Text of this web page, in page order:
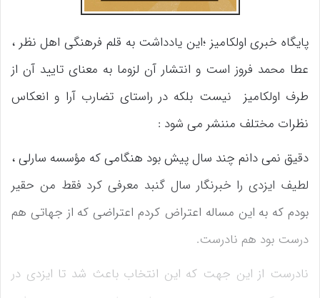
پایگاه خبری اولکامیز ؛این یادداشت به قلم فرهنگی اهل نظر ،
عطا محمد فروز است و انتشار آن لزوما به معنای تایید آن از
طرف اولکامیز نیست بلکه در راستای تضارب آرا و انعکاس
نظرات مختلف مننشر می شود :
دقیق نمی دانم چند سال پیش بود هنگامی که مؤسسه سارلی ،
لطیف ایزدی را خبرنگار سال گنبد معرفی کرد فقط من حقیر
بودم که به این مساله اعتراض کردم اعتراضی که از جهاتی هم
درست بود هم نادرست.
نادرست از این جهت که این انتخاب باعث شد تا ایزدی در